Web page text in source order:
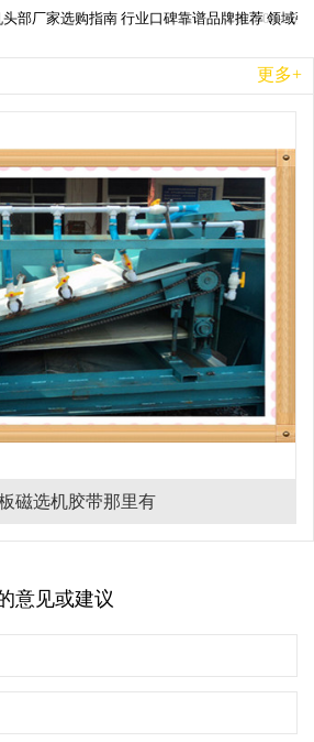
2026-06-26
部厂家选购指南 行业口碑靠谱品牌推荐 领域
更多+
磁选机胶带那里有
意见或建议